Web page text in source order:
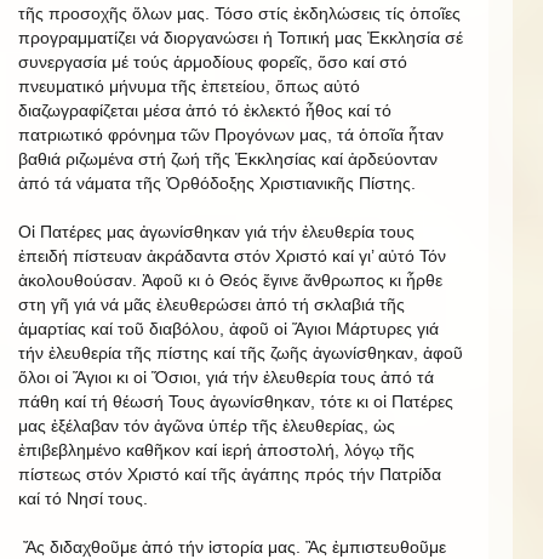
τῆς προσοχῆς ὅλων μας. Τόσο στίς ἐκδηλώσεις τίς ὁποῖες
προγραμματίζει νά διοργανώσει ἡ Τοπική μας Ἐκκλησία σέ
συνεργασία μέ τούς ἁρμοδίους φορεῖς, ὅσο καί στό
πνευματικό μήνυμα τῆς ἐπετείου, ὅπως αὐτό
διαζωγραφίζεται μέσα ἀπό τό ἐκλεκτό ἦθος καί τό
πατριωτικό φρόνημα τῶν Προγόνων μας, τά ὁποῖα ἦταν
βαθιά ριζωμένα στή ζωή τῆς Ἐκκλησίας καί ἀρδεύονταν
ἀπό τά νάματα τῆς Ὀρθόδοξης Χριστιανικῆς Πίστης.
Οἱ Πατέρες μας ἀγωνίσθηκαν γιά τήν ἐλευθερία τους
ἐπειδή πίστευαν ἀκράδαντα στόν Χριστό καί γι’ αὐτό Τόν
ἀκολουθούσαν. Ἀφοῦ κι ὁ Θεός ἔγινε ἄνθρωπος κι ἦρθε
στη γῆ γιά νά μᾶς ἐλευθερώσει ἀπό τή σκλαβιά τῆς
ἁμαρτίας καί τοῦ διαβόλου, ἀφοῦ οἱ Ἅγιοι Μάρτυρες γιά
τήν ἐλευθερία τῆς πίστης καί τῆς ζωῆς ἀγωνίσθηκαν, ἀφοῦ
ὅλοι οἱ Ἅγιοι κι οἱ Ὅσιοι, γιά τήν ἐλευθερία τους ἀπό τά
πάθη καί τή θέωσή Τους ἀγωνίσθηκαν, τότε κι οἱ Πατέρες
μας ἐξέλαβαν τόν ἀγῶνα ὑπέρ τῆς ἐλευθερίας, ὡς
ἐπιβεβλημένο καθῆκον καί ἱερή ἀποστολή, λόγῳ τῆς
πίστεως στόν Χριστό καί τῆς ἀγάπης πρός τήν Πατρίδα
καί τό Νησί τους.
Ἄς διδαχθοῦμε ἀπό τήν ἱστορία μας. Ἂς ἐμπιστευθοῦμε